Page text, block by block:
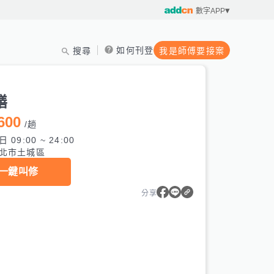
數字APP
搜尋 如何刊登 我是師傅要接案
/趟
09:00 ~ 24:00
市土城區
鍵叫修
分享